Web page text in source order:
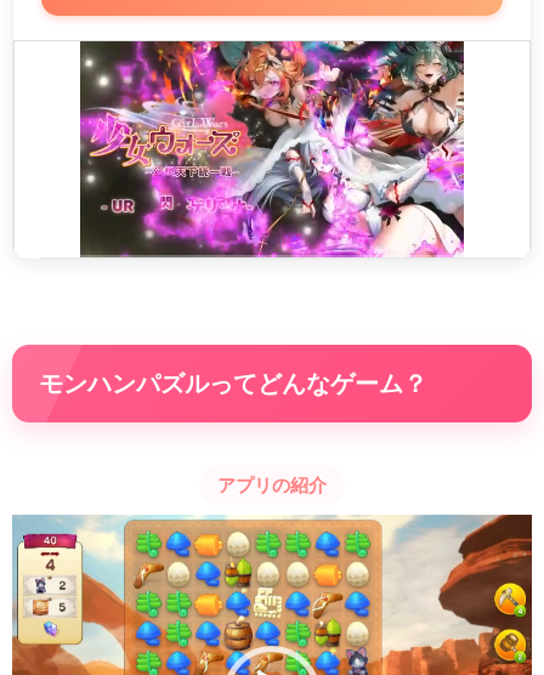
モンハンパズルってどんなゲーム？
アプリの紹介
動
プ
レ
ー